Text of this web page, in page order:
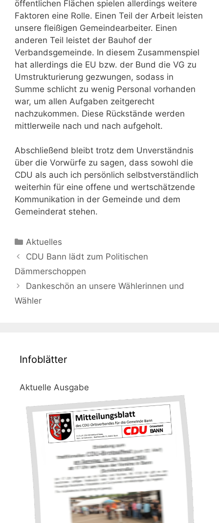
öffentlichen Flächen spielen allerdings weitere
Faktoren eine Rolle. Einen Teil der Arbeit leisten
unsere fleißigen Gemeindearbeiter. Einen
anderen Teil leistet der Bauhof der
Verbandsgemeinde. In diesem Zusammenspiel
hat allerdings die EU bzw. der Bund die VG zu
Umstrukturierung gezwungen, sodass in
Summe schlicht zu wenig Personal vorhanden
war, um allen Aufgaben zeitgerecht
nachzukommen. Diese Rückstände werden
mittlerweile nach und nach aufgeholt.
Abschließend bleibt trotz dem Unverständnis
über die Vorwürfe zu sagen, dass sowohl die
CDU als auch ich persönlich selbstverständlich
weiterhin für eine offene und wertschätzende
Kommunikation in der Gemeinde und dem
Gemeinderat stehen.
Kategorien
Aktuelles
Beitrags-
Navigation
CDU Bann lädt zum Politischen
Dämmerschoppen
Dankeschön an unsere Wählerinnen und
Wähler
Infoblätter
Aktuelle Ausgabe